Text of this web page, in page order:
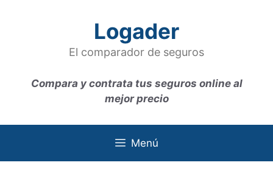
Logader
El comparador de seguros
Compara y contrata tus seguros online al
mejor precio
Menú